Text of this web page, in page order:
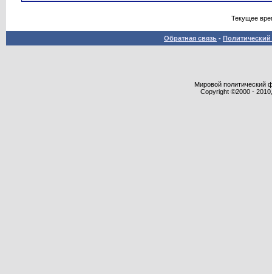
Текущее
Обратная связь -
Мировой политический
Copyright ©2000 -